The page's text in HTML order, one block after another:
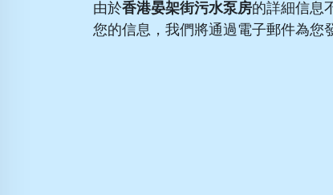
由於香港晏架街污水泵房的詳細信息
您的信息，我們將通過電子郵件為您